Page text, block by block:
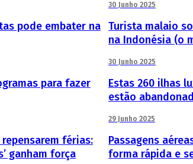
pode embater na
para fazer
férias:
ganham força
30 Junho 2025
Turista malaio
na Indonésia (o
30 Junho 2025
Estas 260 ilhas
estão
29 Junho 2025
Passagens
forma rápida e